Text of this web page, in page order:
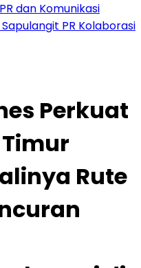
dan Komunikasi
PR Kolaborasi
Perkuat
Rute